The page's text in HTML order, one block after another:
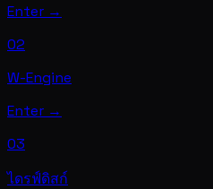
Enter →
02
W-Engine
Enter →
03
ไดรฟ์ดิสก์